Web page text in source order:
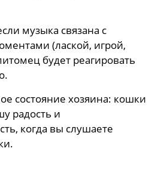
музыка связана с
(лаской, игрой,
будет реагировать
состояние хозяина: кошки
радость и
когда вы слушаете